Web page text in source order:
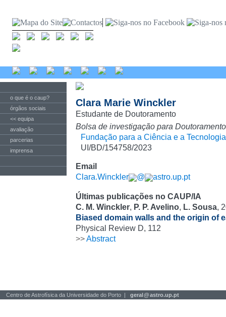
o que é o caup?
órgãos sociais
<< equipa
avaliação
parcerias
imprensa
Clara Marie Winckler
Estudante de Doutoramento
Bolsa de investigação para Doutoramento
Fundação para a Ciência e a Tecnologia
UI/BD/154758/2023
Email
Clara.Winckler
@ astro.up.pt
Últimas publicações no CAUP/IA
C. M. Winckler, P. P. Avelino, L. Sousa,
Biased domain walls and the origin of
Physical Review D, 112
>>Abstract
Centro de Astrofísica da Universidade do Porto | geral@astro.up.pt